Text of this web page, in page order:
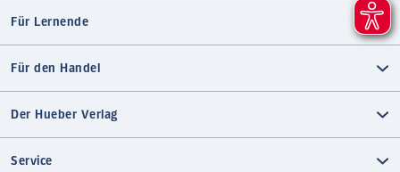
Für Lernende
Für den Handel
Der Hueber Verlag
Service